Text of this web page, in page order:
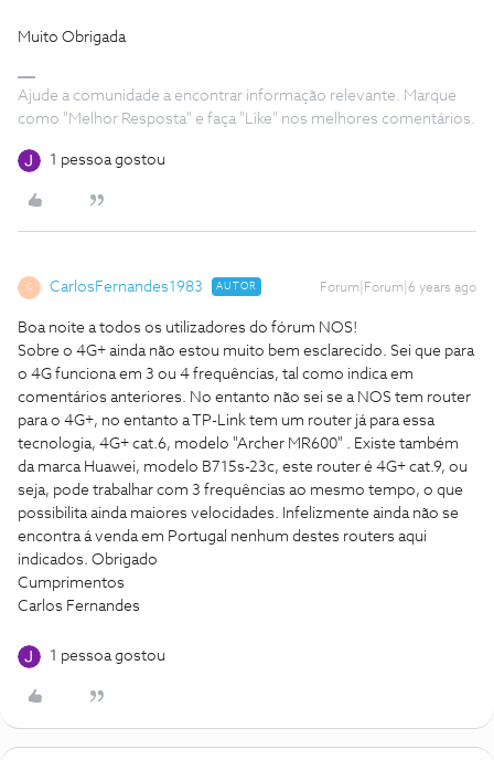
Muito Obrigada
Ajude a comunidade a encontrar informação relevante. Marque
como "Melhor Resposta" e faça "Like" nos melhores comentários.
1 pessoa gostou
C CarlosFernandes1983 AUTOR Forum|Forum|6 years ago
Boa noite a todos os utilizadores do fórum NOS!
Sobre o 4G+ ainda não estou muito bem esclarecido. Sei que para
o 4G funciona em 3 ou 4 frequências, tal como indica em
comentários anteriores. No entanto não sei se a NOS tem router
para o 4G+, no entanto a TP-Link tem um router já para essa
tecnologia, 4G+ cat.6, modelo "Archer MR600" . Existe também
da marca Huawei, modelo B715s-23c, este router é 4G+ cat.9, ou
seja, pode trabalhar com 3 frequências ao mesmo tempo, o que
possibilita ainda maiores velocidades. Infelizmente ainda não se
encontra á venda em Portugal nenhum destes routers aqui
indicados. Obrigado
Cumprimentos
Carlos Fernandes
1 pessoa gostou